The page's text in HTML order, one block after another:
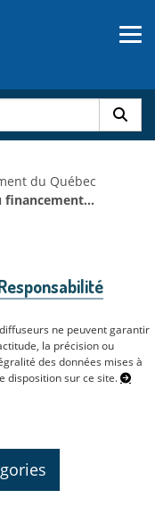
du Québec
financement...
ne peuvent garantir
la précision ou
des données mises à
disposition sur ce site.